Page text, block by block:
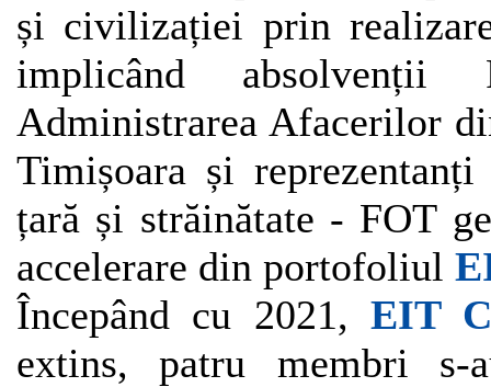
și civilizației prin
implicând
Administrarea Afacerilor
Timișoara și
țară și străinătate - FOT
accelerare din portofoliul
Începând cu 2021, EIT
extins, patru membri s-